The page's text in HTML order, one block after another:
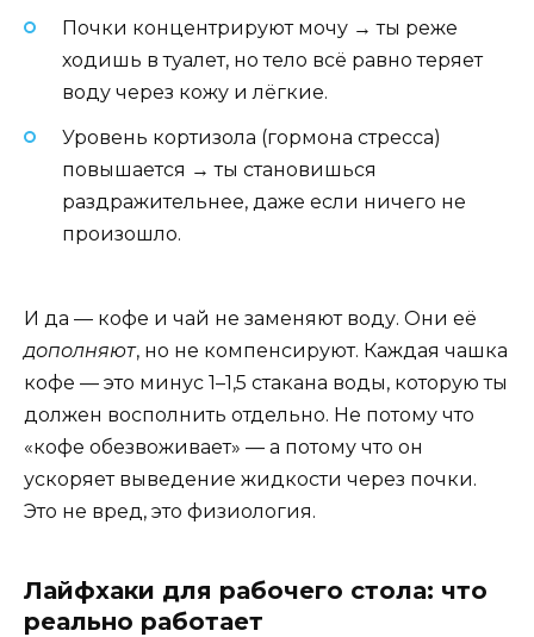
Почки концентрируют мочу → ты реже
ходишь в туалет, но тело всё равно теряет
воду через кожу и лёгкие.
Уровень кортизола (гормона стресса)
повышается → ты становишься
раздражительнее, даже если ничего не
произошло.
И да — кофе и чай не заменяют воду. Они её
дополняют, но не компенсируют. Каждая чашка
кофе — это минус 1–1,5 стакана воды, которую ты
должен восполнить отдельно. Не потому что
«кофе обезвоживает» — а потому что он
ускоряет выведение жидкости через почки.
Это не вред, это физиология.
Лайфхаки для рабочего стола: что
реально работает